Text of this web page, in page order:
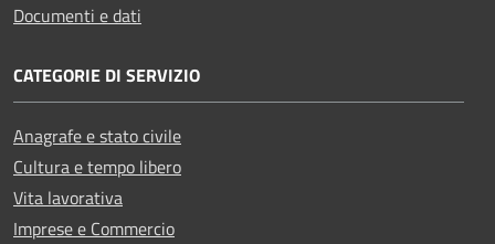
Documenti e dati
CATEGORIE DI SERVIZIO
Anagrafe e stato civile
Cultura e tempo libero
Vita lavorativa
Imprese e Commercio